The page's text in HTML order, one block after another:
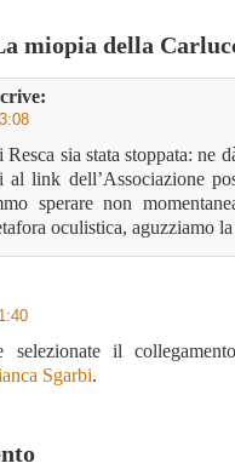
miopia della
sia stata stoppata: ne
al link dell’Associazione
sperare non
oculistica, aguzziamo
il
Sgarbi.